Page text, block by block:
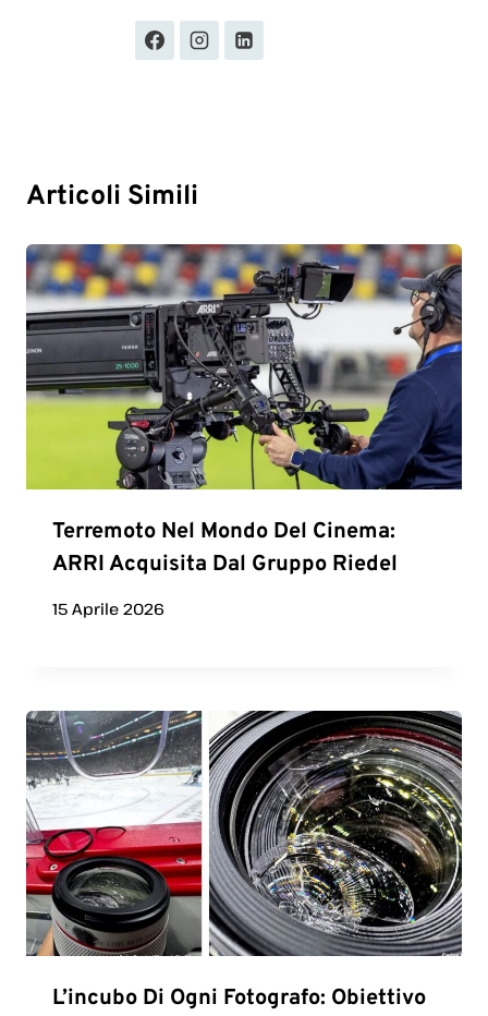
Articoli Simili
Terremoto Nel Mondo Del Cinema:
ARRI Acquisita Dal Gruppo Riedel
15 Aprile 2026
L’incubo Di Ogni Fotografo: Obiettivo